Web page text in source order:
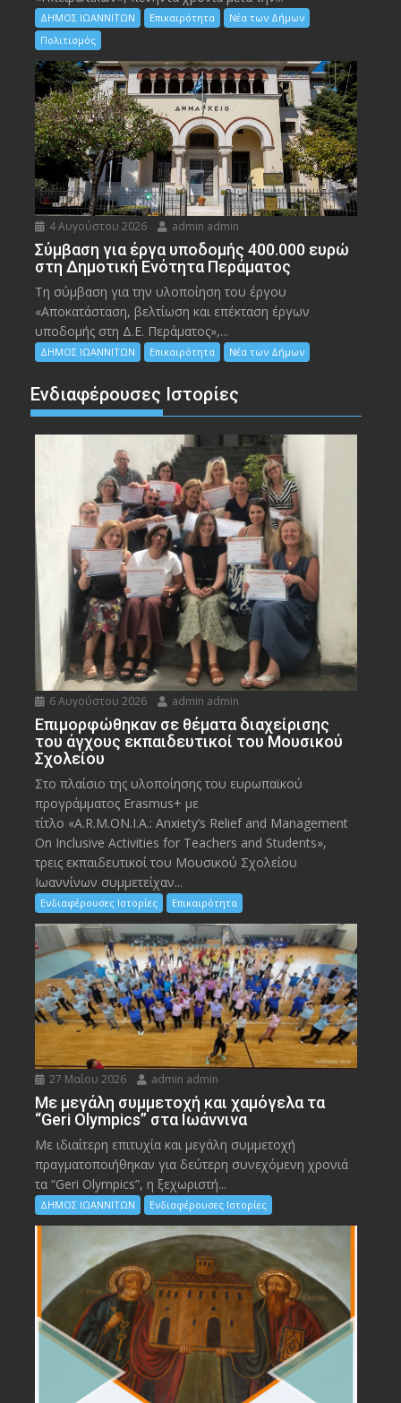
ΔΗΜΟΣ ΙΩΑΝΝΙΤΩΝ Επικαιρότητα
Νέα των Δήμων
Πολιτισμός
4 Αυγούστου 2026 admin admin
Σύμβαση για έργα υποδομής 400.000 ευρώ
στη Δημοτική Ενότητα Περάματος
Τη σύμβαση για την υλοποίηση του έργου
«Αποκατάσταση, βελτίωση και επέκταση έργων
υποδομής στη Δ.Ε. Περάματος»,...
ΔΗΜΟΣ ΙΩΑΝΝΙΤΩΝ Επικαιρότητα Νέα των Δήμων
Ενδιαφέρουσες Ιστορίες
6 Αυγούστου 2026 admin admin
Eπιμορφώθηκαν σε θέματα διαχείρισης
του άγχους εκπαιδευτικοί του Μουσικού
Σχολείου
Στο πλαίσιο της υλοποίησης του ευρωπαϊκού
προγράμματος Erasmus+ με
τίτλο «A.R.M.ON.I.A.: Anxiety’s Relief and Management
On Inclusive Activities for Teachers and Students»,
τρεις εκπαιδευτικοί του Μουσικού Σχολείου
Ιωαννίνων συμμετείχαν...
Ενδιαφέρουσες Ιστορίες Επικαιρότητα
27 Μαΐου 2026 admin admin
Με μεγάλη συμμετοχή και χαμόγελα τα
“Geri Olympics” στα Ιωάννινα
Με ιδιαίτερη επιτυχία και μεγάλη συμμετοχή
πραγματοποιήθηκαν για δεύτερη συνεχόμενη χρονιά
τα “Geri Olympics”, η ξεχωριστή...
ΔΗΜΟΣ ΙΩΑΝΝΙΤΩΝ Ενδιαφέρουσες Ιστορίες